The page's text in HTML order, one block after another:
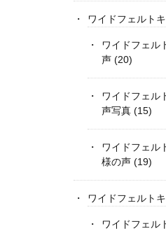
ワイドフェルト
ワイドフェル
声(20)
ワイドフェル
声写真(15)
ワイドフェル
様の声(19)
ワイドフェルト
ワイドフェル